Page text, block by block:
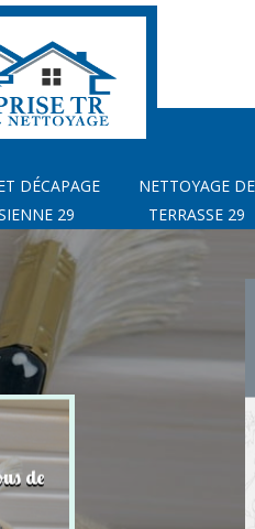
DÉCAPAGE
29
NETTOYAGE DE
TERRASSE 29
de